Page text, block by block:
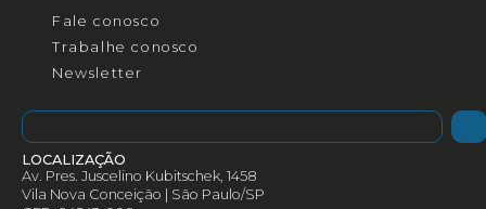
Fale conosco
Trabalhe conosco
Newsletter
LOCALIZAÇÃO
Av. Pres. Juscelino Kubitschek, 1458
Vila Nova Conceição | São Paulo/SP